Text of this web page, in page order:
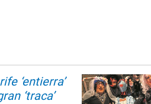
‘entierra’
‘traca’